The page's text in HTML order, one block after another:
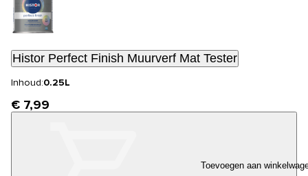
Histor Perfect Finish Muurverf Mat Tester
Inhoud:0.25L
€ 7,99
Toevoegen aan